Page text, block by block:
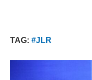
TAG: #JLR